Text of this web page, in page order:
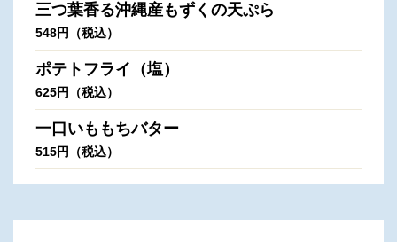
三つ葉香る沖縄産もずくの天ぷら
548円（税込）
ポテトフライ（塩）
625円（税込）
一口いももちバター
515円（税込）